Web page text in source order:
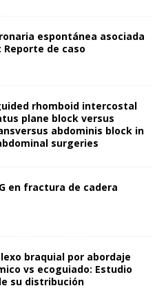
espontánea asociada
Reporte de caso
rhomboid intercostal
plane block versus
abdominis block in
surgeries
en fractura de cadera
braquial por abordaje
vs ecoguiado: Estudio
su distribución